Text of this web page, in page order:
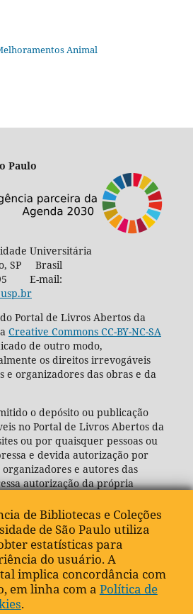
Animal
Paulo
Universitária
SP Brasil
E-mail:
Portal de Livros Abertos da
Creative Commons CC-BY-NC-SA
de outro modo,
os direitos irrevogáveis
e organizadores das obras e da
o depósito ou publicação
no Portal de Livros Abertos da
ou por quaisquer pessoas ou
e devida autorização por
e autores das
autorização da própria
de Bibliotecas e Coleções
de São Paulo utiliza
estatísticas para
do usuário. A
implica concordância com
em linha com a Política de
.